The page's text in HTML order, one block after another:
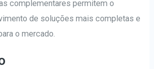
complementares permitem o
de soluções mais completas e
o mercado.